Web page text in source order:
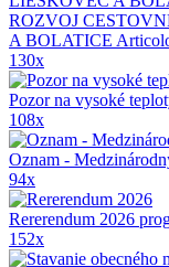
ROZVOJ
A BOLATICE
130x
Pozor na vysoké
108x
Oznam -
94x
Rererendum 2026
152x